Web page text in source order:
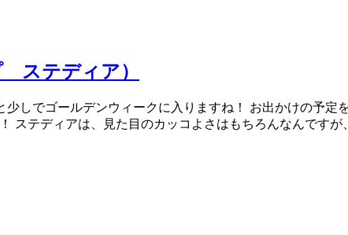
ステディア）
しでゴールデンウィークに入りますね！ お出かけの予
ステディアは、見た目のカッコよさはもちろんなんです